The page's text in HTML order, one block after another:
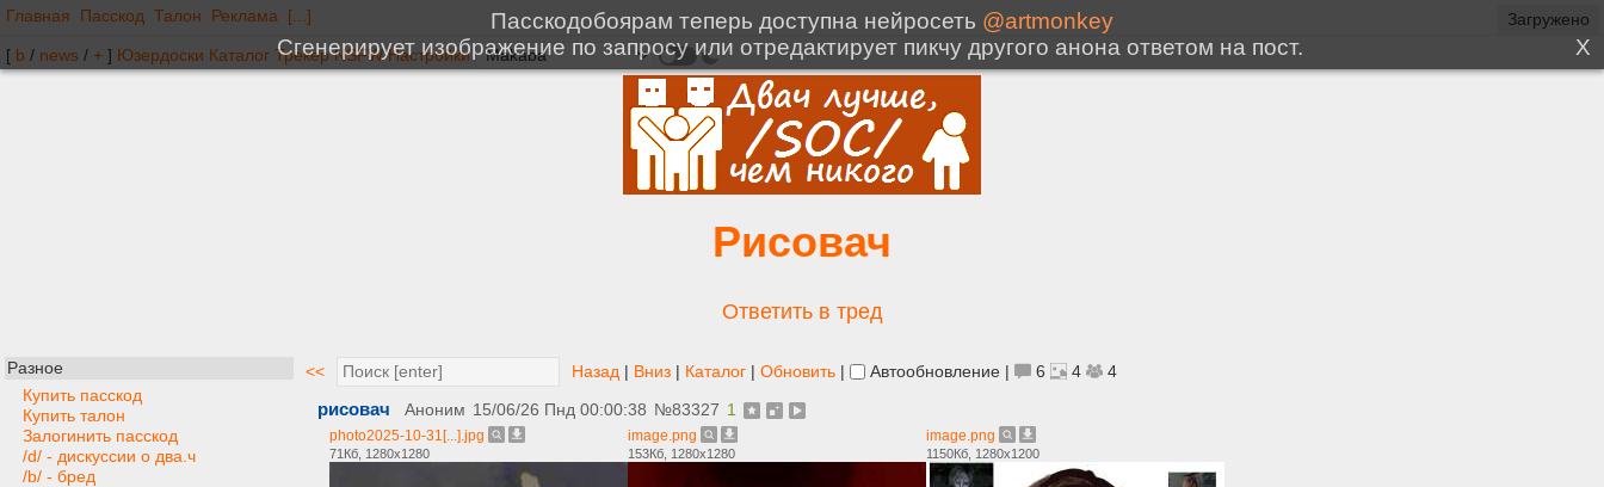
Главная Пасскод Талон Реклама [...]
[ b / news / + ] Юзердоски Каталог Трекер NSFW Настройки
Рисовач
Ответить в тред
Разное
Купить пасскод
Купить талон
Залогинить пасскод
/d/ - дискуссии о два.ч
/b/ - бред
<< Назад | Вниз | Каталог | Обновить | Автообновление | 6 4 4
рисовач Аноним 15/06/26 Пнд 00:00:38 №83327 1
photo2025-10-31[...].jpg
71Кб, 1280x1280
image.png
153Кб, 1280x1280
image.png
1150Кб, 1280x1200
Загружено